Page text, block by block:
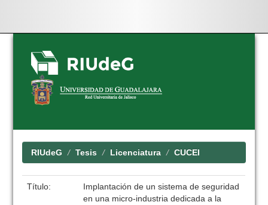
Skip
navigation
RIUdeG Tesis Licenciatura CUCEI
Título:
Implantación de un sistema de seguridad
en una micro-industria dedicada a la